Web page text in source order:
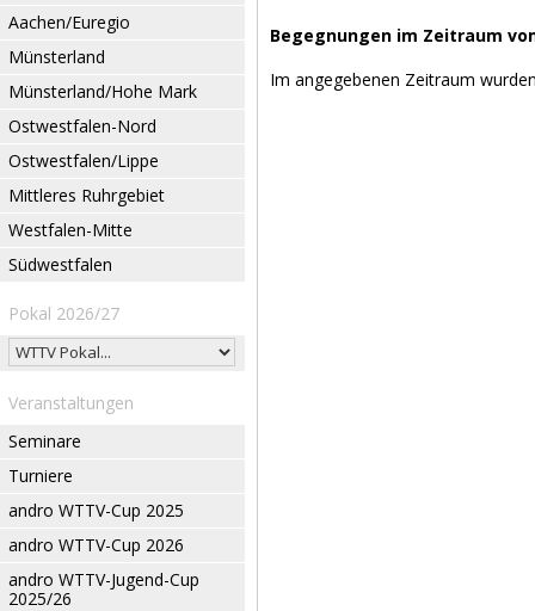
Aachen/Euregio
Münsterland
Münsterland/Hohe Mark
Ostwestfalen-Nord
Ostwestfalen/Lippe
Mittleres Ruhrgebiet
Westfalen-Mitte
Südwestfalen
Pokal 2026/27
Veranstaltungen
Seminare
Turniere
andro WTTV-Cup 2025
andro WTTV-Cup 2026
andro WTTV-Jugend-Cup
2025/26
Begegnungen im Zeitraum
Im angegebenen Zeitraum